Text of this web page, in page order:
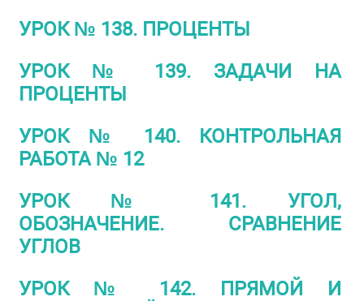
УРОК № 138. ПРОЦЕНТЫ
УРОК № 139. ЗАДАЧИ НА
ПРОЦЕНТЫ
УРОК № 140. КОНТРОЛЬНАЯ
РАБОТА № 12
УРОК № 141. УГОЛ,
ОБОЗНАЧЕНИЕ. СРАВНЕНИЕ
УГЛОВ
УРОК № 142. ПРЯМОЙ И